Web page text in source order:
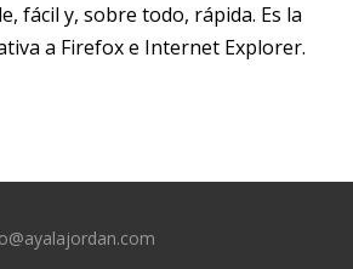
fácil y, sobre todo, rápida. Es la
a Firefox e Internet Explorer.